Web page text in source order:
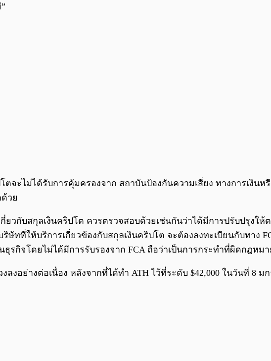
จะไม่ได้รับการคุ้มครองจาก สถาบันป้องกันความเสี่ยง ทางการเงิน
ด้วย
ยวกับสกุลเงินคริปโต ควรตรวจสอบด้วยเช่นกันว่าได้มีการปรับปรุงใ
ทที่ให้บริการเกี่ยวข้องกับสกุลเงินคริปโต จะต้องลงทะเบียนกับทาง
ธุรกิจโดยไม่ได้มีการรับรองจาก FCA ถือว่าเป็นการกระทำที่ผิดกฎหมา
งลงอย่างต่อเนื่อง หลังจากที่ได้ทำ ATH ไว้ที่ระดับ $42,000 ในวันที่ 8